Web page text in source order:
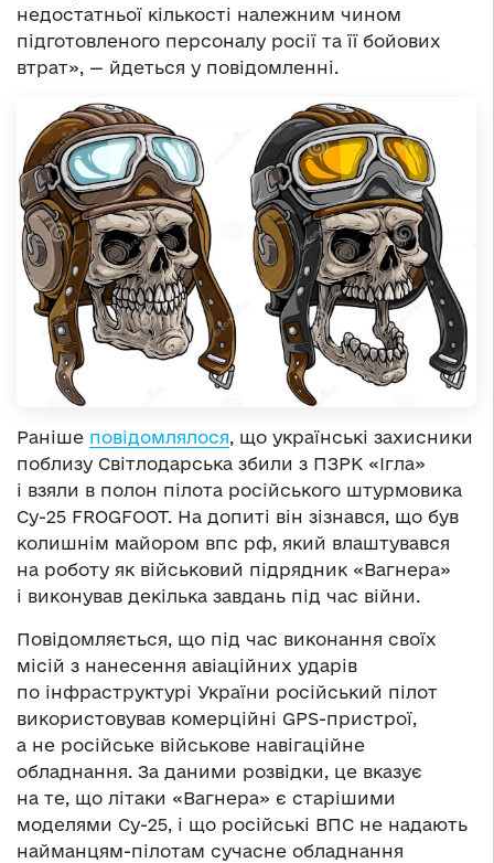
недостатньої кількості належним чином
підготовленого персоналу росії та її бойових
втрат», — йдеться у повідомленні.
Раніше повідомлялося, що українські захисники
поблизу Світлодарська збили з ПЗРК «Ігла»
і взяли в полон пілота російського штурмовика
Су-25 FROGFOOT. На допиті він зізнався, що був
колишнім майором впс рф, який влаштувався
на роботу як військовий підрядник «Вагнера»
і виконував декілька завдань під час війни.
Повідомляється, що під час виконання своїх
місій з нанесення авіаційних ударів
по інфраструктурі України російський пілот
використовував комерційні GPS-пристрої,
а не російське військове навігаційне
обладнання. За даними розвідки, це вказує
на те, що літаки «Вагнера» є старішими
моделями Су-25, і що російські ВПС не надають
найманцям-пілотам сучасне обладнання